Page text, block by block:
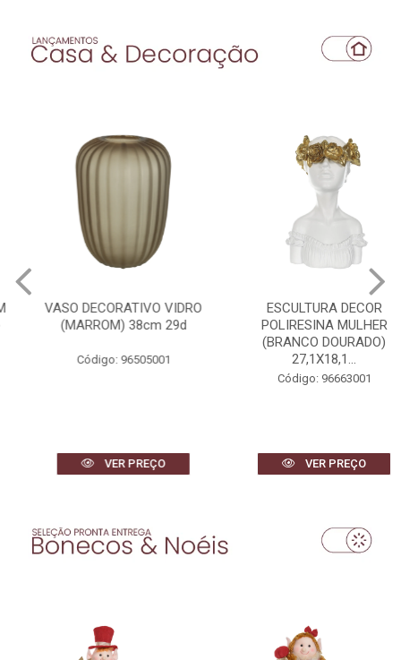
VASO DECORATIVO VIDRO
(MARROM) 38cm 29d
Código: 96505001
VER PREÇO
ESCULTURA DECOR
POLIRESINA MULHER
(BRANCO DOURADO)
27,1X18,1...
Código: 96663001
VER PREÇO